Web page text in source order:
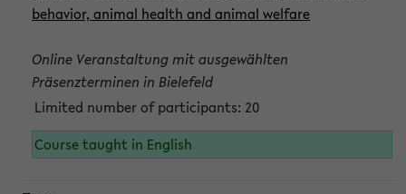
behavior, animal health and animal welfare
Online Veranstaltung mit ausgewählten
Präsenzterminen in Bielefeld
Limited number of participants: 20
Course taught in English